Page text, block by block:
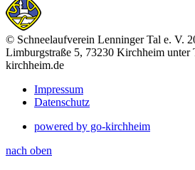
© Schneelaufverein Lenninger Tal e. V.
Limburgstraße 5, 73230 Kirchheim unter
kirchheim.de
Impressum
Datenschutz
powered by go-kirchheim
nach oben